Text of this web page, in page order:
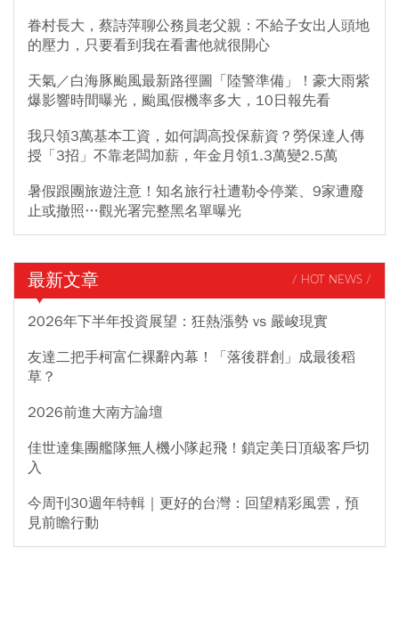
眷村長大，蔡詩萍聊公務員老父親：不給子女出人頭地
的壓力，只要看到我在看書他就很開心
天氣／白海豚颱風最新路徑圖「陸警準備」！豪大雨紫
爆影響時間曝光，颱風假機率多大，10日報先看
我只領3萬基本工資，如何調高投保薪資？勞保達人傳
授「3招」不靠老闆加薪，年金月領1.3萬變2.5萬
暑假跟團旅遊注意！知名旅行社遭勒令停業、9家遭廢
止或撤照…觀光署完整黑名單曝光
最新文章 / HOT NEWS /
2026年下半年投資展望：狂熱漲勢 vs 嚴峻現實
友達二把手柯富仁裸辭內幕！「落後群創」成最後稻
草？
2026前進大南方論壇
佳世達集團艦隊無人機小隊起飛！鎖定美日頂級客戶切
入
今周刊30週年特輯｜更好的台灣：回望精彩風雲，預
見前瞻行動